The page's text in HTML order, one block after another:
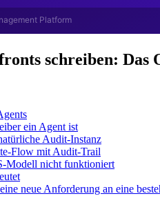
schreiben:
ein Agent ist
Audit-Instanz
Flow mit Audit-Trail
Modell nicht funktioniert
neue Anforderung an eine